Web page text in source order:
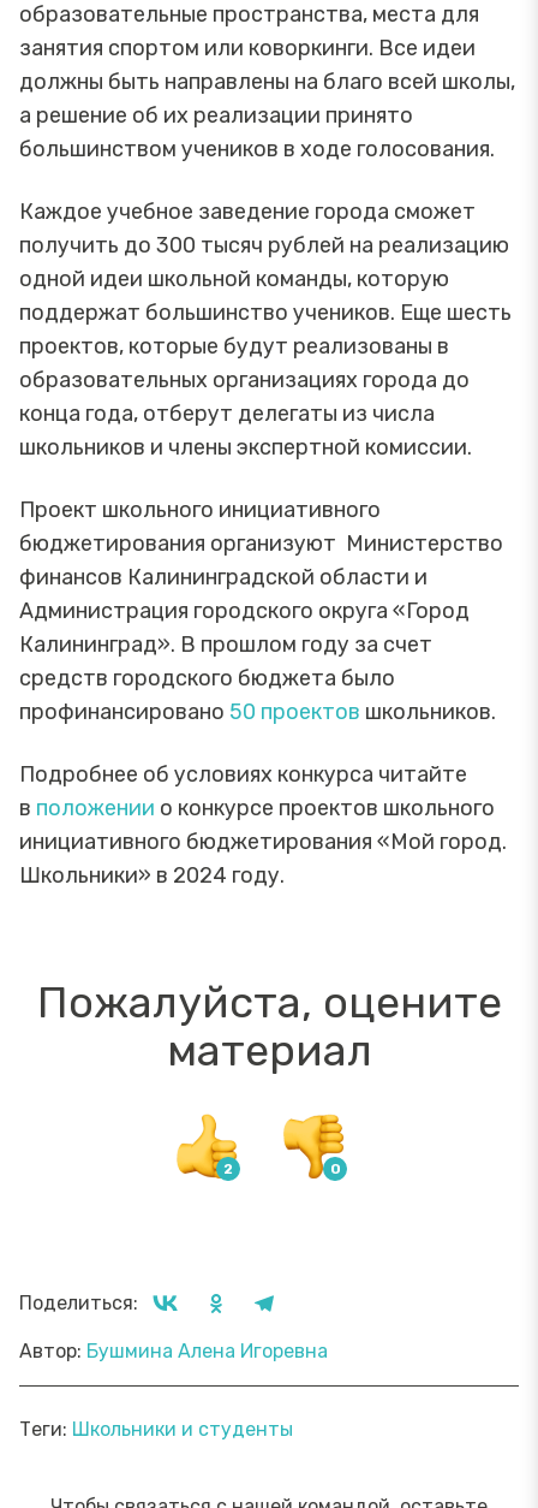
образовательные пространства, места для
занятия спортом или коворкинги. Все идеи
должны быть направлены на благо всей школы,
а решение об их реализации принято
большинством учеников в ходе голосования.
Каждое учебное заведение города сможет
получить до 300 тысяч рублей на реализацию
одной идеи школьной команды, которую
поддержат большинство учеников. Еще шесть
проектов, которые будут реализованы в
образовательных организациях города до
конца года, отберут делегаты из числа
школьников и члены экспертной комиссии.
Проект школьного инициативного
бюджетирования организуют Министерство
финансов Калининградской области и
Администрация городского округа «Город
Калининград». В прошлом году за счет
средств городского бюджета было
профинансировано 50 проектов школьников.
Подробнее об условиях конкурса читайте
в положении о конкурсе проектов школьного
инициативного бюджетирования «Мой город.
Школьники» в 2024 году.
Пожалуйста, оцените
материал
Поделиться:
Автор: Бушмина Алена Игоревна
Теги: Школьники и студенты